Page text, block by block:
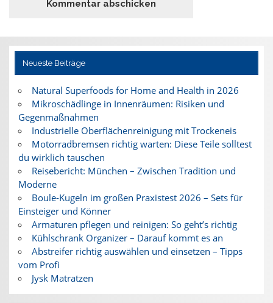
Neueste Beiträge
Natural Superfoods for Home and Health in 2026
Mikroschädlinge in Innenräumen: Risiken und
Gegenmaßnahmen
Industrielle Oberflächenreinigung mit Trockeneis
Motorradbremsen richtig warten: Diese Teile solltest
du wirklich tauschen
Reisebericht: München – Zwischen Tradition und
Moderne
Boule-Kugeln im großen Praxistest 2026 – Sets für
Einsteiger und Könner
Armaturen pflegen und reinigen: So geht’s richtig
Kühlschrank Organizer – Darauf kommt es an
Abstreifer richtig auswählen und einsetzen – Tipps
vom Profi
Jysk Matratzen